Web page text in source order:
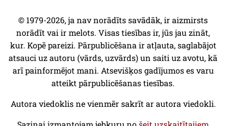
© 1979-2026, ja nav norādīts savādāk, ir aizmirsts
norādīt vai ir melots. Visas tiesības ir, jūs jau zināt,
kur. Kopē pareizi. Pārpublicēšana ir atļauta, saglabājot
atsauci uz autoru (vārds, uzvārds) un saiti uz avotu, kā
arī painformējot mani. Atsevišķos gadījumos es varu
atteikt pārpublicēšanas tiesības.
Autora viedoklis ne vienmēr sakrīt ar autora viedokli.